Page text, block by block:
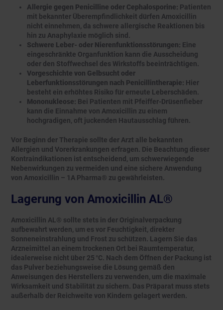
Allergie gegen Penicilline oder Cephalosporine: Patienten
mit bekannter Überempfindlichkeit dürfen Amoxicillin
nicht einnehmen, da schwere allergische Reaktionen bis
hin zu Anaphylaxie möglich sind.
Schwere Leber- oder Nierenfunktionsstörungen: Eine
eingeschränkte Organfunktion kann die Ausscheidung
oder den Stoffwechsel des Wirkstoffs beeinträchtigen.
Vorgeschichte von Gelbsucht oder
Leberfunktionsstörungen nach Penicillintherapie: Hier
besteht ein erhöhtes Risiko für erneute Leberschäden.
Mononukleose: Bei Patienten mit Pfeiffer-Drüsenfieber
kann die Einnahme von Amoxicillin zu einem
hochgradigen, oft juckenden Hautausschlag führen.
Vor Beginn der Therapie sollte der Arzt alle bekannten
Allergien und Vorerkrankungen erfragen. Die Beachtung dieser
Kontraindikationen ist entscheidend, um schwerwiegende
Nebenwirkungen zu vermeiden und eine sichere Anwendung
von Amoxicillin – 1A Pharma® zu gewährleisten.
Lagerung von Amoxicillin AL®
Amoxicillin AL® sollte stets in der Originalverpackung
aufbewahrt werden, um es vor Feuchtigkeit, direkter
Sonneneinstrahlung und Frost zu schützen. Lagern Sie das
Arzneimittel an einem trockenen Ort bei Raumtemperatur,
idealerweise nicht über 25 °C. Nach dem Öffnen der Packung ist
das Pulver beziehungsweise die Lösung gemäß den
Anweisungen des Herstellers zu verwenden, um die maximale
Wirksamkeit und Stabilität zu sichern. Das Präparat muss stets
außerhalb der Reichweite von Kindern gelagert werden.